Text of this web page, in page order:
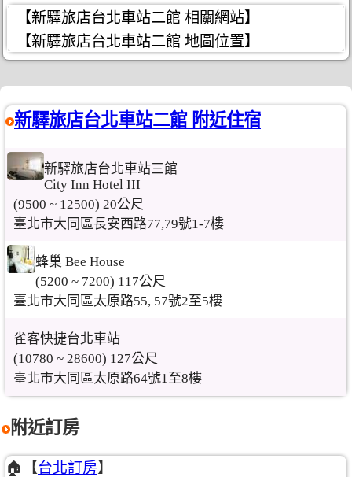
【新驛旅店台北車站二館 相關網站】
【新驛旅店台北車站二館 地圖位置】
新驛旅店台北車站二館 附近住宿
新驛旅店台北車站三館
City Inn Hotel III
(9500 ~ 12500) 20公尺
臺北市大同區長安西路77,79號1-7樓
蜂巢 Bee House
(5200 ~ 7200) 117公尺
臺北市大同區太原路55, 57號2至5樓
雀客快捷台北車站
(10780 ~ 28600) 127公尺
臺北市大同區太原路64號1至8樓
附近訂房
🏠【台北訂房】